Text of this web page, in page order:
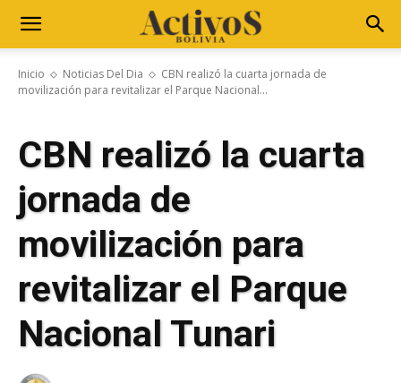
Inicio Noticias Del Dia
CBN realizó la cuarta jornada de
movilización para revitalizar el Parque Nacional...
CBN realizó la cuarta
jornada de
movilización para
revitalizar el Parque
Nacional Tunari